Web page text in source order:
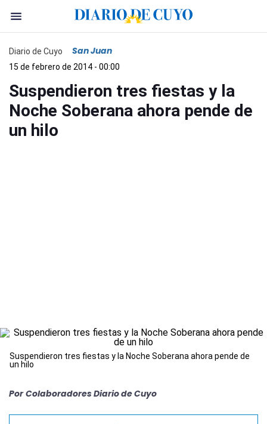
Diario de Cuyo San Juan
15 de febrero de 2014 - 00:00
Suspendieron tres fiestas y la
Noche Soberana ahora pende de
un hilo
Suspendieron tres fiestas y la Noche Soberana ahora pende de
un hilo
Por Colaboradores Diario de Cuyo